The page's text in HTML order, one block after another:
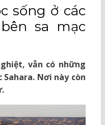
sống ở các
sa mạc
vẫn có những
Nơi này còn